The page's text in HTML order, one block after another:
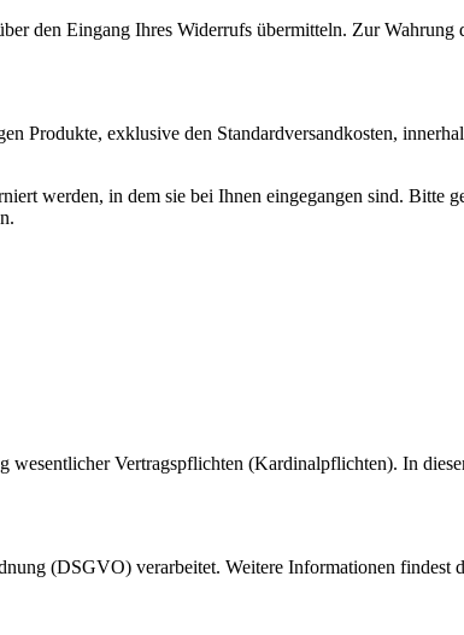
den Eingang Ihres Widerrufs übermitteln. Zur Wahrung
Produkte, exklusive den Standardversandkosten,
werden, in dem sie bei Ihnen eingegangen sind. Bitte
Vertragspflichten (Kardinalpflichten). In
(DSGVO) verarbeitet. Weitere Informationen findest